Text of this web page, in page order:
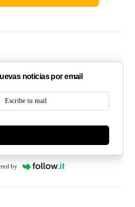
noticias por email
by